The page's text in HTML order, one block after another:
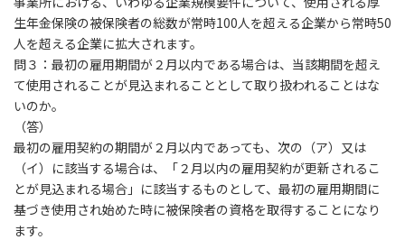
生年金保険の被保険者の総数が常時100人を超える企業から常時50
人を超える企業に拡大されます。
問３：最初の雇用期間が２月以内である場合は、当該期間を超え
て使用されることが見込まれることとして取り扱われることはな
いのか。
（答）
最初の雇用契約の期間が２月以内であっても、次の（ア）又は
（イ）に該当する場合は、「２月以内の雇用契約が更新されるこ
とが見込まれる場合」に該当するものとして、最初の雇用期間に
基づき使用され始めた時に被保険者の資格を取得することになり
ます。